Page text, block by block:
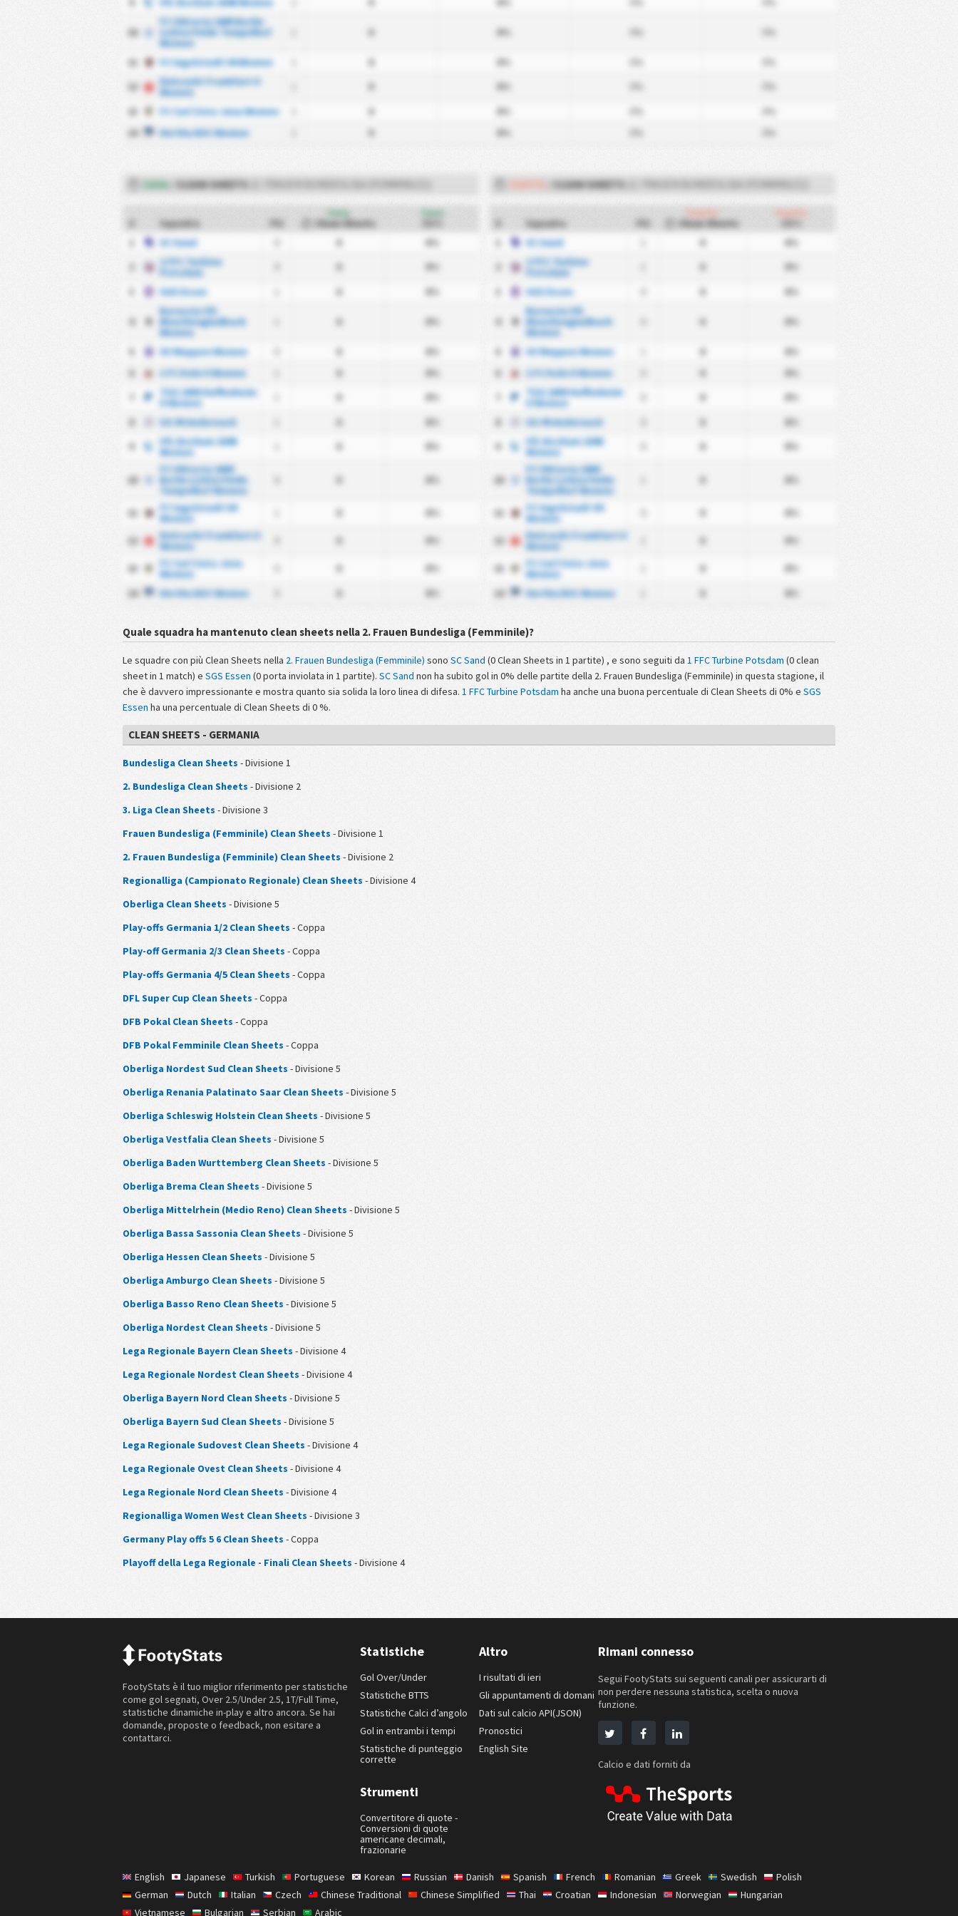
10
FC Viktoria 1889 Berlin
Lichterfelde Tempelhof
Women
11 FC Ingolstadt 04 Women
12
Eintracht Frankfurt II
Women
13
FC Carl Zeiss Jena Women
14
Hertha BSC Women
CASA CLEAN SHEETS
Squadra PG
Casa
Clean Sheets
Casa
SC Sand
0%
1 FFC Turbine
Potsdam
0%
SGS Essen 0%
4
Borussia VfL
Monchengladbach
Women
0%
SV Meppen Women
0%
1 FC Koln II Women
0%
TSG 1899 Hoffenheim
II Women
0
0%
8
SG 99 Andernach
0%
VfL Bochum 1848
Women
0 0%
10
FC Viktoria 1889
Berlin Lichterfelde
Tempelhof Women
0%
11
FC Ingolstadt 04
Women
0 0%
12
Eintracht Frankfurt II
Women
0%
13
FC Carl Zeiss Jena
Women
0
0%
14
Hertha BSC Women 0%
CLEAN SHEETS
Squadra PG
Ospite
Clean Sheets
Ospite
CS%
SC Sand
0%
1 FFC Turbine
Potsdam
0%
SGS Essen 0%
4
Borussia VfL
Monchengladbach
Women
0%
SV Meppen Women
0%
1 FC Koln II Women
0%
TSG 1899 Hoffenheim
II Women
0
0%
8
SG 99 Andernach
0%
VfL Bochum 1848
Women
0 0%
10
FC Viktoria 1889
Berlin Lichterfelde
Tempelhof Women
0%
11
FC Ingolstadt 04
Women
0 0%
12
Eintracht Frankfurt II
Women
0%
13
FC Carl Zeiss Jena
Women
0
0%
14
Hertha BSC Women 0%
Quale squadra ha mantenuto clean sheets nella 2. Frauen Bundesliga (Femminile)?
Le squadre con più Clean Sheets nella 2. Frauen Bundesliga (Femminile) sono SC Sand (0 Clean Sheets in 1 partite) , e sono seguiti da 1 FFC Turbine Potsdam (0 clean
sheet in 1 match) e SGS Essen (0 porta inviolata in 1 partite). SC Sand non ha subito gol in 0% delle partite della 2. Frauen Bundesliga (Femminile) in questa stagione, il
che è davvero impressionante e mostra quanto sia solida la loro linea di difesa. 1 FFC Turbine Potsdam ha anche una buona percentuale di Clean Sheets di 0% e SGS
Essen ha una percentuale di Clean Sheets di 0 %.
CLEAN SHEETS - GERMANIA
Bundesliga Clean Sheets - Divisione 1
2. Bundesliga Clean Sheets - Divisione 2
3. Liga Clean Sheets - Divisione 3
Frauen Bundesliga (Femminile) Clean Sheets - Divisione 1
2. Frauen Bundesliga (Femminile) Clean Sheets - Divisione 2
Regionalliga (Campionato Regionale) Clean Sheets - Divisione 4
Oberliga Clean Sheets - Divisione 5
Play-offs Germania 1/2 Clean Sheets - Coppa
Play-off Germania 2/3 Clean Sheets - Coppa
Play-offs Germania 4/5 Clean Sheets - Coppa
DFL Super Cup Clean Sheets - Coppa
DFB Pokal Clean Sheets - Coppa
DFB Pokal Femminile Clean Sheets - Coppa
Oberliga Nordest Sud Clean Sheets - Divisione 5
Oberliga Renania Palatinato Saar Clean Sheets - Divisione 5
Oberliga Schleswig Holstein Clean Sheets - Divisione 5
Oberliga Vestfalia Clean Sheets - Divisione 5
Oberliga Baden Wurttemberg Clean Sheets - Divisione 5
Oberliga Brema Clean Sheets - Divisione 5
Oberliga Mittelrhein (Medio Reno) Clean Sheets - Divisione 5
Oberliga Bassa Sassonia Clean Sheets - Divisione 5
Oberliga Hessen Clean Sheets - Divisione 5
Oberliga Amburgo Clean Sheets - Divisione 5
Oberliga Basso Reno Clean Sheets - Divisione 5
Oberliga Nordest Clean Sheets - Divisione 5
Lega Regionale Bayern Clean Sheets - Divisione 4
Lega Regionale Nordest Clean Sheets - Divisione 4
Oberliga Bayern Nord Clean Sheets - Divisione 5
Oberliga Bayern Sud Clean Sheets - Divisione 5
Lega Regionale Sudovest Clean Sheets - Divisione 4
Lega Regionale Ovest Clean Sheets - Divisione 4
Lega Regionale Nord Clean Sheets - Divisione 4
Regionalliga Women West Clean Sheets - Divisione 3
Germany Play offs 5 6 Clean Sheets - Coppa
Playoff della Lega Regionale - Finali Clean Sheets - Divisione 4
FootyStats è il tuo miglior riferimento per statistiche
come gol segnati, Over 2.5/Under 2.5, 1T/Full Time,
statistiche dinamiche in-play e altro ancora. Se hai
domande, proposte o feedback, non esitare a
contattarci.
Statistiche
Gol Over/Under
Statistiche BTTS
Statistiche Calci d’angolo
Gol in entrambi i tempi
Statistiche di punteggio
corrette
Strumenti
Convertitore di quote -
Conversioni di quote
americane decimali,
frazionarie
Altro
I risultati di ieri
Gli appuntamenti di domani
Dati sul calcio API(JSON)
Pronostici
English Site
Rimani connesso
Segui FootyStats sui seguenti canali per assicurarti di
non perdere nessuna statistica, scelta o nuova
funzione.
Calcio e dati forniti da
English Japanese Turkish Portuguese Korean Russian Danish Spanish French Romanian Greek Swedish
Polish
German
Dutch Italian Czech Chinese Traditional Chinese Simplified Thai Croatian Indonesian Norwegian
Hungarian
Vietnamese
Bulgarian Serbian Arabic